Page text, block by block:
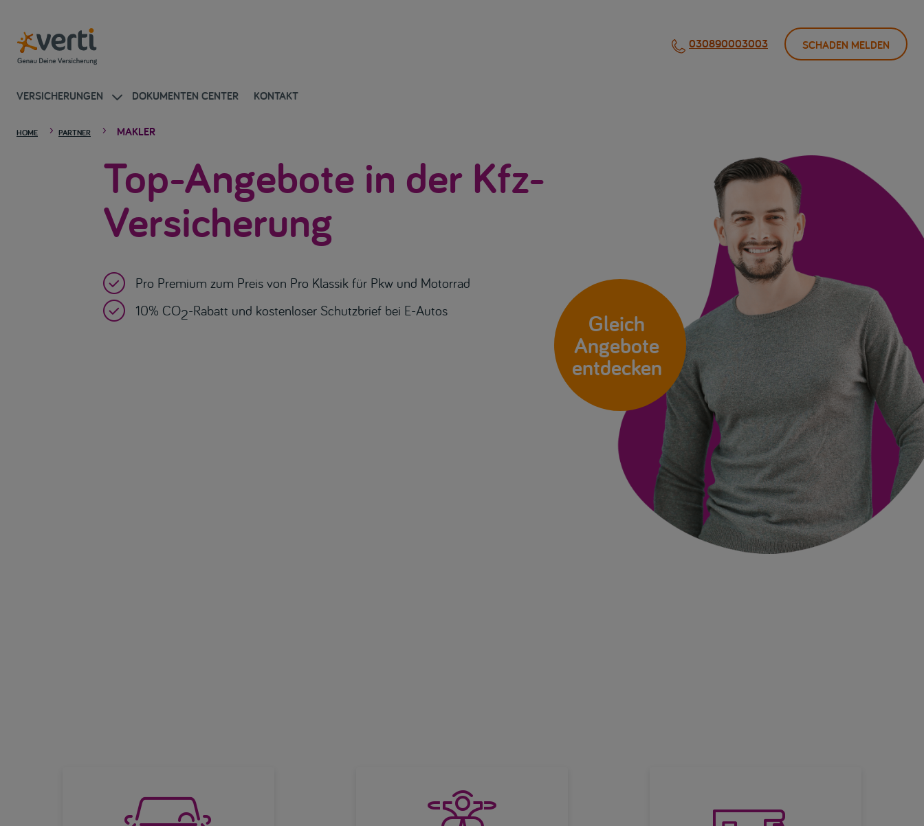
030890003003 SCHADEN MELDEN
VERSICHERUNGEN DOKUMENTEN CENTER KONTAKT
HOME 5 PARTNER 5 MAKLER
Top-Angebote in der Kfz-
Versicherung
 Pro Premium zum Preis von Pro Klassik für Pkw und Motorrad
 10% CO2-Rabatt und kostenloser Schutzbrief bei E-Autos Gleich
Angebote
entdecken